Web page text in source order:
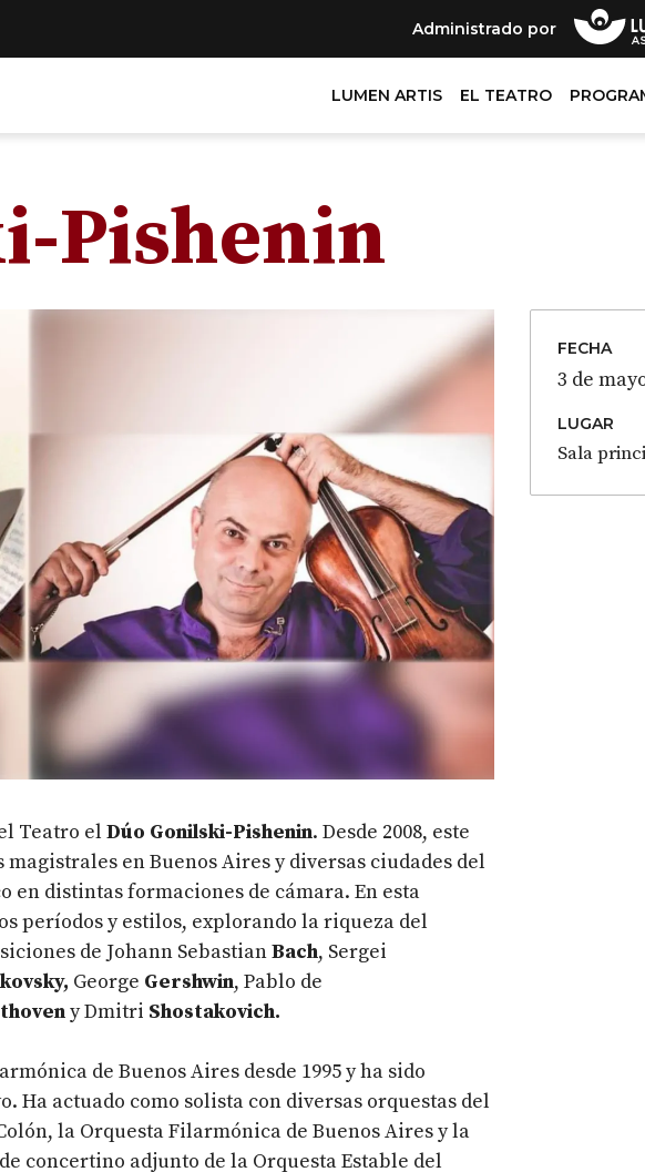
Administrado por
LUMEN ARTIS EL TEATRO
Pishenin
Teatro el Dúo Gonilski-Pishenin. Desde 2008, este
en Buenos Aires y diversas ciudades del
distintas formaciones de cámara. En esta
períodos y estilos, explorando la riqueza del
de Johann SebastianBach, Sergei
George Gershwin, Pablo de
y Dmitri Shostakovich.
de Buenos Aires desde 1995 y ha sido
Ha actuado como solista con diversas orquestas del
la Orquesta Filarmónica de Buenos Aires y la
concertino adjunto de la Orquesta Estable del
FECHA
3 de
LUGAR
Sala